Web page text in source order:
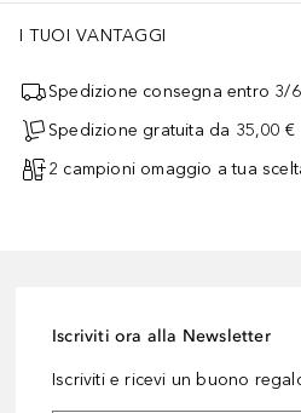
I TUOI VANTAGGI
Spedizione consegna entro 3/
Spedizione gratuita da 35,00 €
2 campioni omaggio a tua
Iscriviti ora alla Newsletter
Iscriviti e ricevi un buono